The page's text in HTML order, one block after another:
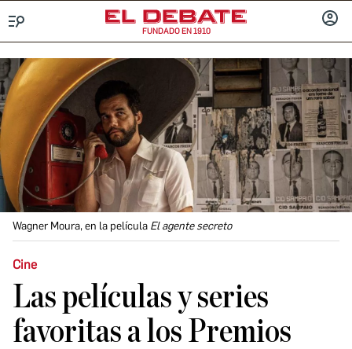
FUNDADO EN 1910
Wagner Moura, en la película El agente secreto
Cine
Las películas y series
favoritas a los Premios